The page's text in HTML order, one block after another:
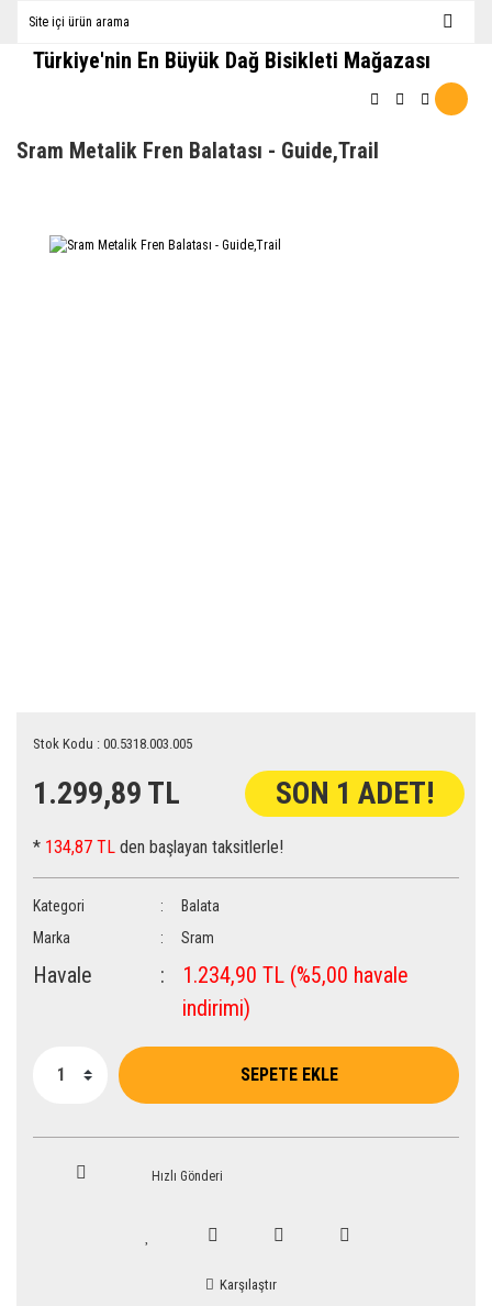
Türkiye'nin En Büyük Dağ Bisikleti Mağazası
Sram Metalik Fren Balatası - Guide,Trail
Stok Kodu : 00.5318.003.005
1.299,89 TL SON 1 ADET!
* 134,87 TL den başlayan taksitlerle!
Kategori
Balata
Marka
Sram
Havale
1.234,90 TL (%5,00 havale
indirimi)
SEPETE EKLE
Hızlı Gönderi
Karşılaştır